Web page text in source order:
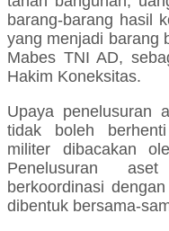
barang-barang hasil
yang menjadi barang
Mabes TNI AD,
Hakim Koneksitas.
Upaya penelusuran
tidak boleh
militer dibacakan
Penelusuran
berkoordinasi
dibentuk bersama-